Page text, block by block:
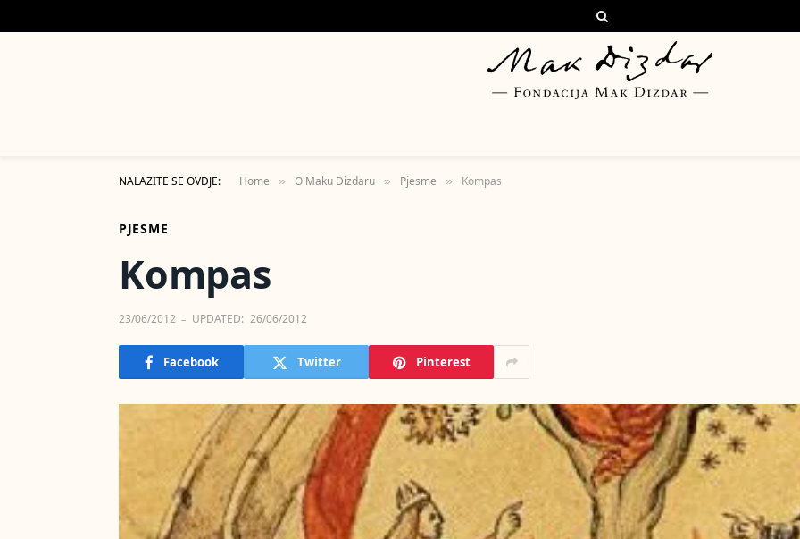
NALAZITE SE OVDJE: Home » O Maku Dizdaru » Pjesme » Kompas
PJESME
Kompas
23/06/2012 UPDATED: 26/06/2012
Facebook Twitter Pinterest